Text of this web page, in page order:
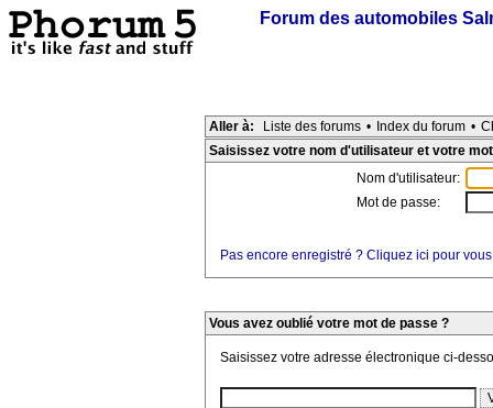
Forum des automobiles
Aller à: Liste des forums • Index du forum •
Saisissez votre nom d'utilisateur et votre
Nom d'utilisateur:
Mot de passe:
Pas encore enregistré ? Cliquez ici pour
Vous avez oublié votre mot de passe ?
Saisissez votre adresse électronique ci-